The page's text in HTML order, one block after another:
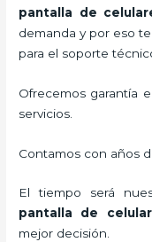
pantalla de
demanda y por eso
para el soporte
Ofrecemos garantía
servicios.
Contamos con años
El tiempo será
pantalla de
mejor decisión.